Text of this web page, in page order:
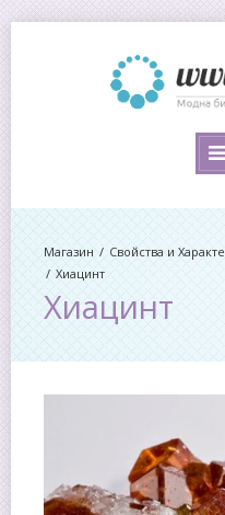
Магазин
Свойства и
Хиацинт
Хиацинт